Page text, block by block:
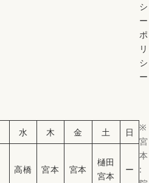
シ
ー
ポ
リ
シ
ー
水 木 金 土 日
高橋 宮本 宮本
樋田
宮本
ー
※
宮
本
: